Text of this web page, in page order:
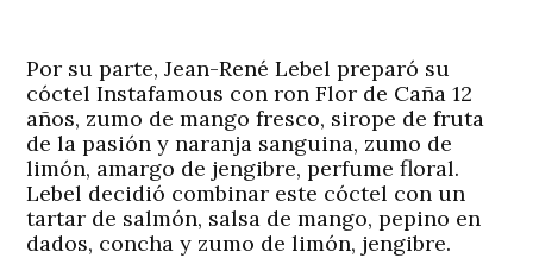
Por su parte, Jean-René Lebel preparó su
cóctel Instafamous con ron Flor de Caña 12
años, zumo de mango fresco, sirope de fruta
de la pasión y naranja sanguina, zumo de
limón, amargo de jengibre, perfume floral.
Lebel decidió combinar este cóctel con un
tartar de salmón, salsa de mango, pepino en
dados, concha y zumo de limón, jengibre.